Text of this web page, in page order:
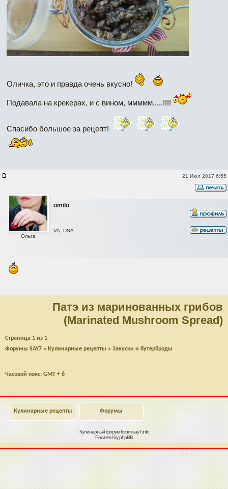
Оличка, это и правда очень вкусно!
Подавала на крекерах, и с вином, ммммм.....!!!!
Спасибо большое за рецепт!
21 Июл 2017 6:55
omilo
Ольга
VA, USA
Патэ из маринованных грибов
(Marinated Mushroom Spread)
Страница 1 из 1
Форумы SAY7 » Кулинарные рецепты » Закуски и бутерброды
Часовой пояс: GMT + 6
Кулинарные рецепты Форумы
Кулинарный форумforum.say7.info
Powered byphpBB